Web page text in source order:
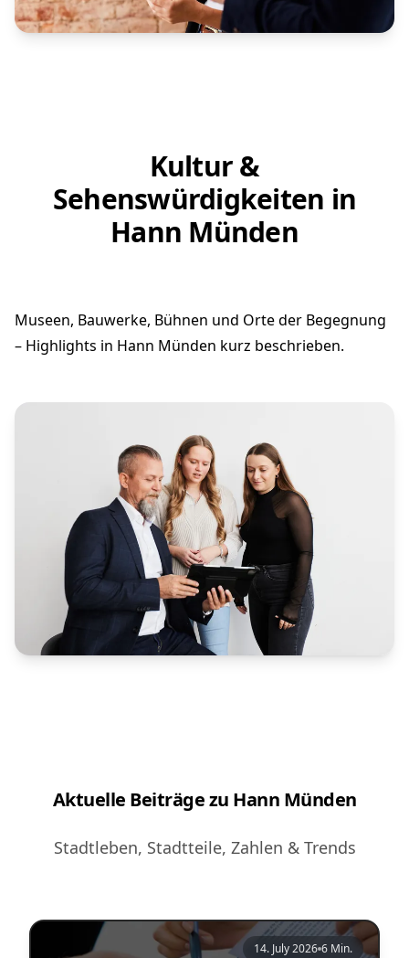
Kultur &
Sehenswürdigkeiten in
Hann Münden
Museen, Bauwerke, Bühnen und Orte der Begegnung
– Highlights in Hann Münden kurz beschrieben.
Aktuelle Beiträge zu Hann Münden
Stadtleben, Stadtteile, Zahlen & Trends
14. July 2026 6 Min.